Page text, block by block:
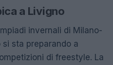
a Livigno
invernali di Milano-
sta preparando a
di freestyle. La